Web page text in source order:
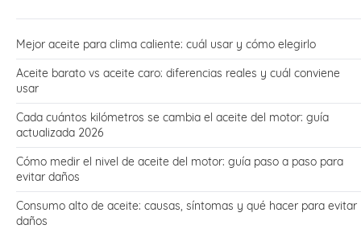
Mejor aceite para clima caliente: cuál usar y cómo elegirlo
Aceite barato vs aceite caro: diferencias reales y cuál conviene
usar
Cada cuántos kilómetros se cambia el aceite del motor: guía
actualizada 2026
Cómo medir el nivel de aceite del motor: guía paso a paso para
evitar daños
Consumo alto de aceite: causas, síntomas y qué hacer para evitar
daños